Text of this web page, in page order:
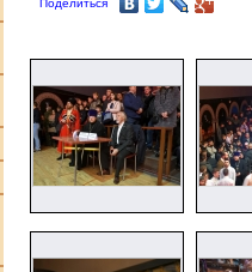
Поделиться